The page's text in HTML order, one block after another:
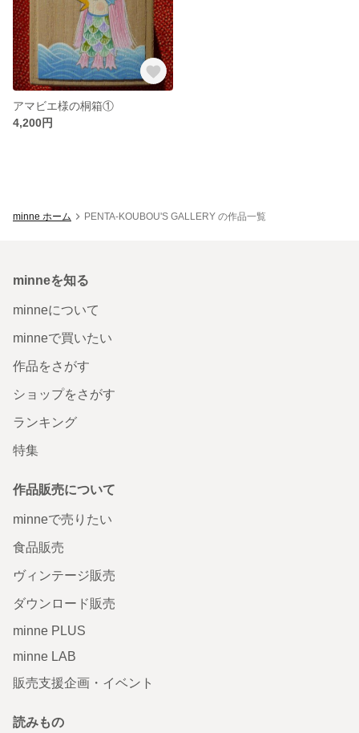
アマビエ様の桐箱①
4,200円
minne ホーム PENTA-KOUBOU'S GALLERY の作品一覧
minneを知る
minneについて
minneで買いたい
作品をさがす
ショップをさがす
ランキング
特集
作品販売について
minneで売りたい
食品販売
ヴィンテージ販売
ダウンロード販売
minne PLUS
minne LAB
販売支援企画・イベント
読みもの